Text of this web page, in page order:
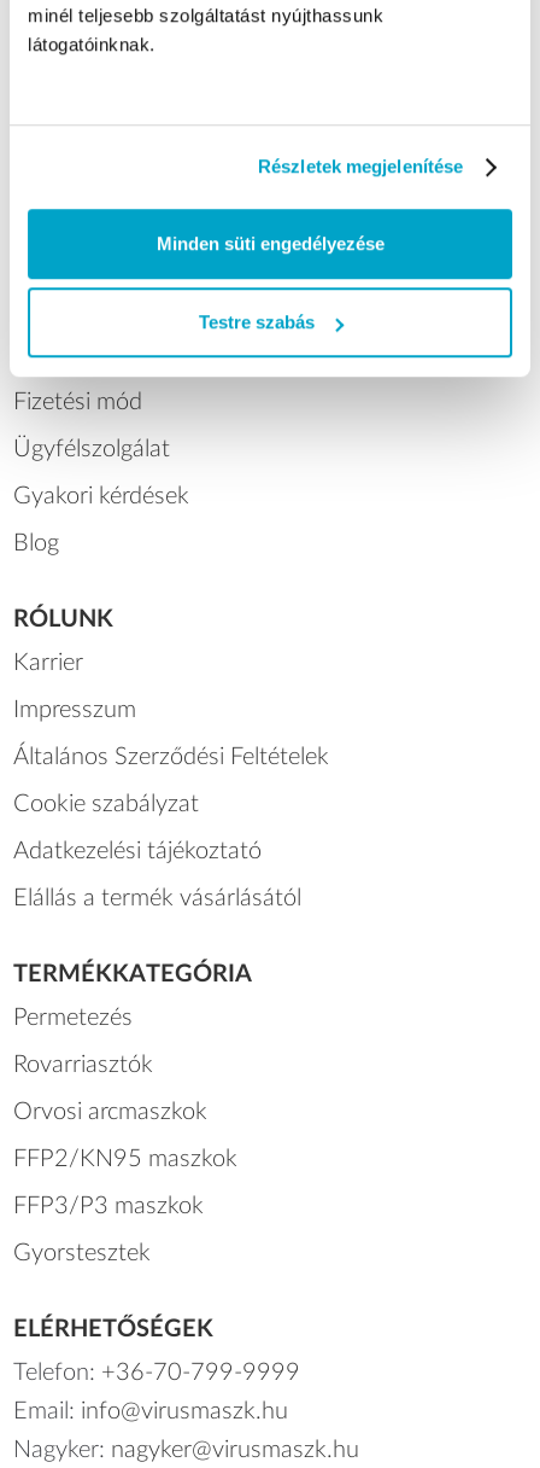
minél teljesebb szolgáltatást nyújthassunk
látogatóinknak.
Részletek megjelenítése
Minden süti engedélyezése
Testre szabás
Vírusmaszk Webáruházból.
+36-70-799-9999
nagyker@virusmaszk.hu
Szállítási módok
Fizetési mód
Ügyfélszolgálat
Gyakori kérdések
Blog
RÓLUNK
Karrier
Impresszum
Általános Szerződési Feltételek
Cookie szabályzat
Adatkezelési tájékoztató
Elállás a termék vásárlásától
TERMÉKKATEGÓRIA
Permetezés
Rovarriasztók
Orvosi arcmaszkok
FFP2/KN95 maszkok
FFP3/P3 maszkok
Gyorstesztek
ELÉRHETŐSÉGEK
Telefon: +36-70-799-9999
Email: info@virusmaszk.hu
Nagyker: nagyker@virusmaszk.hu